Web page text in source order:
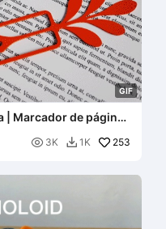
GIF
| Marcador de página
página com design
 3K  1K 253